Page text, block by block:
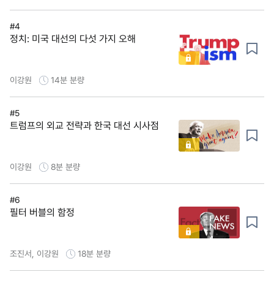
#4
정치: 미국 대선의 다섯 가지 오해
이강원 14분 분량
#5
트럼프의 외교 전략과 한국 대선 시사점
이강원 8분 분량
#6
필터 버블의 함정
조진서, 이강원 18분 분량